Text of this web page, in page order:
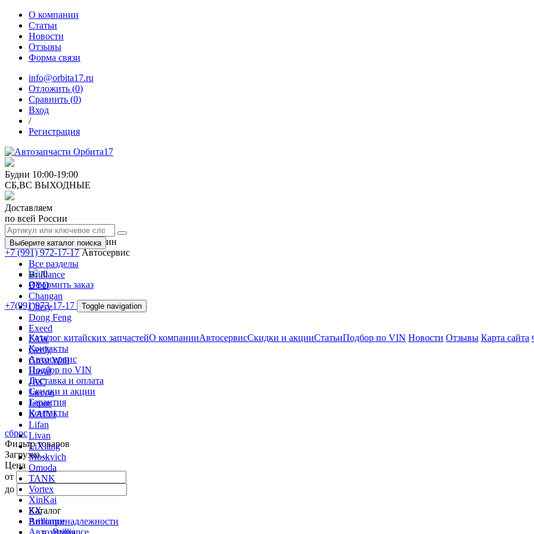
О компании
Статьи
Новости
Отзывы
Форма связи
info@orbita17.ru
Отложить (0)
Сравнить (0)
Вход
/
Регистрация
Будни 10:00-19:00
СБ,ВС ВЫХОДНЫЕ
Доставляем
по всей России
Выберите каталог поиска
Все разделы
Brilliance
BYD
Changan
Chery
Dong Feng
Exeed
FAW
Geely
Great Wall
Haval
JAC
Jaecoo
Jetour
KAIYI
Lifan
Livan
LiXiang
Moskvich
Omoda
TANK
Vortex
XinKai
ZX
Автопринадлежности
Автохимия
+7 (991) 973-17-17Магазин
+7 (991) 972-17-17Автосервис
/0
Оформить заказ
+7(991)973-17-17 Toggle navigation
Каталог китайских запчастейО компанииАвтосервисСкидки и акцииСтатьиПодбор по VIN Новости Отзывы Карта сайта
Контакты
Автосервис
Подбор по VIN
Доставка и оплата
Скидки и акции
Гарантия
Контакты
сброс
Фильтр товаров
Загрузка...
Цена
от
до
Каталог
Brilliance
Brilliance